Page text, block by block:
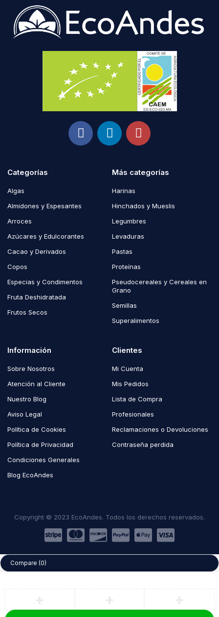
Categorías
Algas
Almidones y Espesantes
Arroces
Azúcares y Edulcorantes
Cacao y Derivados
Copos
Especias y Condimentos
Fruta Deshidratada
Frutos Secos
Más categorías
Harinas
Hinchados y Mueslis
Legumbres
Levaduras
Pastas
Proteínas
Pseudocereales y Cereales en
Grano
Semillas
Superalimentos
Información
Sobre Nosotros
Atención al Cliente
Nuestro Blog
Aviso Legal
Política de Cookies
Política de Privacidad
Condiciones Generales
Blog EcoAndes
Clientes
Mi Cuenta
Mis Pedidos
Lista de Compra
Profesionales
Reclamaciones o Devoluciones
Contraseña perdida
Copyright © 2023 EcoAndes. Todos los derechos reservados.
Compare (0)